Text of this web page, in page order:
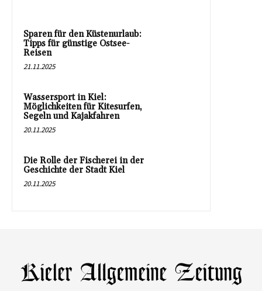
Sparen für den Küstenurlaub:
Tipps für günstige Ostsee-
Reisen
21.11.2025
Wassersport in Kiel:
Möglichkeiten für Kitesurfen,
Segeln und Kajakfahren
20.11.2025
Die Rolle der Fischerei in der
Geschichte der Stadt Kiel
20.11.2025